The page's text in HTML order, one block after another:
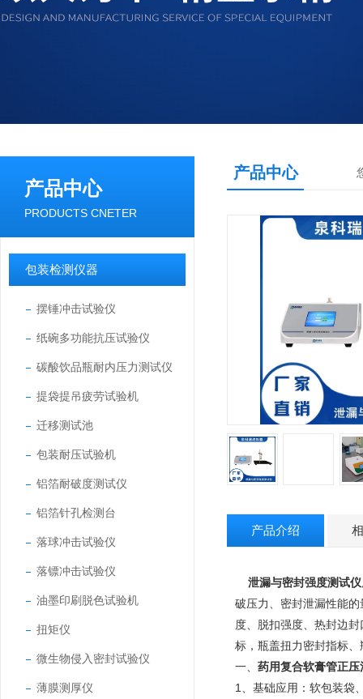
产品中心
PRODUCTS CNETER
包装检测仪器
摆锤冲击试验仪
纸碗多功能抗压试验仪
碳酸饮品瓶耐内压力测试仪
提袋提吊疲劳试验机
迁移测试池
包装耐压试验机
铝箔耐破度测试仪
铝箔针孔检测台
落球冲击试验仪
落镖冲击试验仪
油墨印刷脱色试验机
扭矩仪
微生物侵入密封试验仪
薄膜测厚仪
产品中心
产品介绍
泄漏与密封强度测试仪
破压力、密封泄漏性能
度、脱扣强度、热封边
标，瓶盖扭力密封指标
一、 药用复合软膏管正
1、基础应用：软包装袋